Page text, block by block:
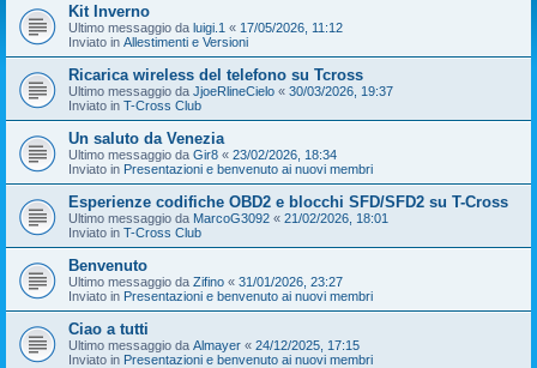
Kit Inverno
Ultimo messaggio da luigi.1 « 17/05/2026, 11:12
Inviato in Allestimenti e Versioni
Ricarica wireless del telefono su Tcross
Ultimo messaggio da JjoeRlineCielo « 30/03/2026, 19:37
Inviato in T-Cross Club
Un saluto da Venezia
Ultimo messaggio da Gir8 « 23/02/2026, 18:34
Inviato in Presentazioni e benvenuto ai nuovi membri
Esperienze codifiche OBD2 e blocchi SFD/SFD2 su T-Cross
Ultimo messaggio da MarcoG3092 « 21/02/2026, 18:01
Inviato in T-Cross Club
Benvenuto
Ultimo messaggio da Zifino « 31/01/2026, 23:27
Inviato in Presentazioni e benvenuto ai nuovi membri
Ciao a tutti
Ultimo messaggio da Almayer « 24/12/2025, 17:15
Inviato in Presentazioni e benvenuto ai nuovi membri